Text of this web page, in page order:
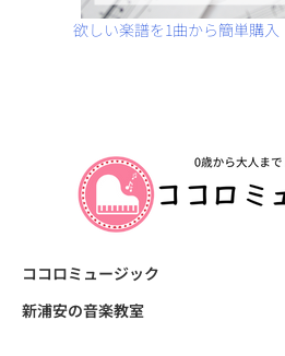
欲しい楽譜を1曲から簡単購入
ココロミュージック
新浦安の音楽教室